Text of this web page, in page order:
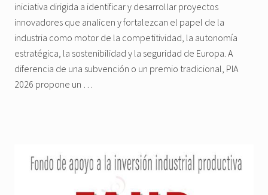
iniciativa dirigida a identificar y desarrollar proyectos
innovadores que analicen y fortalezcan el papel de la
industria como motor de la competitividad, la autonomía
estratégica, la sostenibilidad y la seguridad de Europa. A
diferencia de una subvención o un premio tradicional, PIA
2026 propone un …